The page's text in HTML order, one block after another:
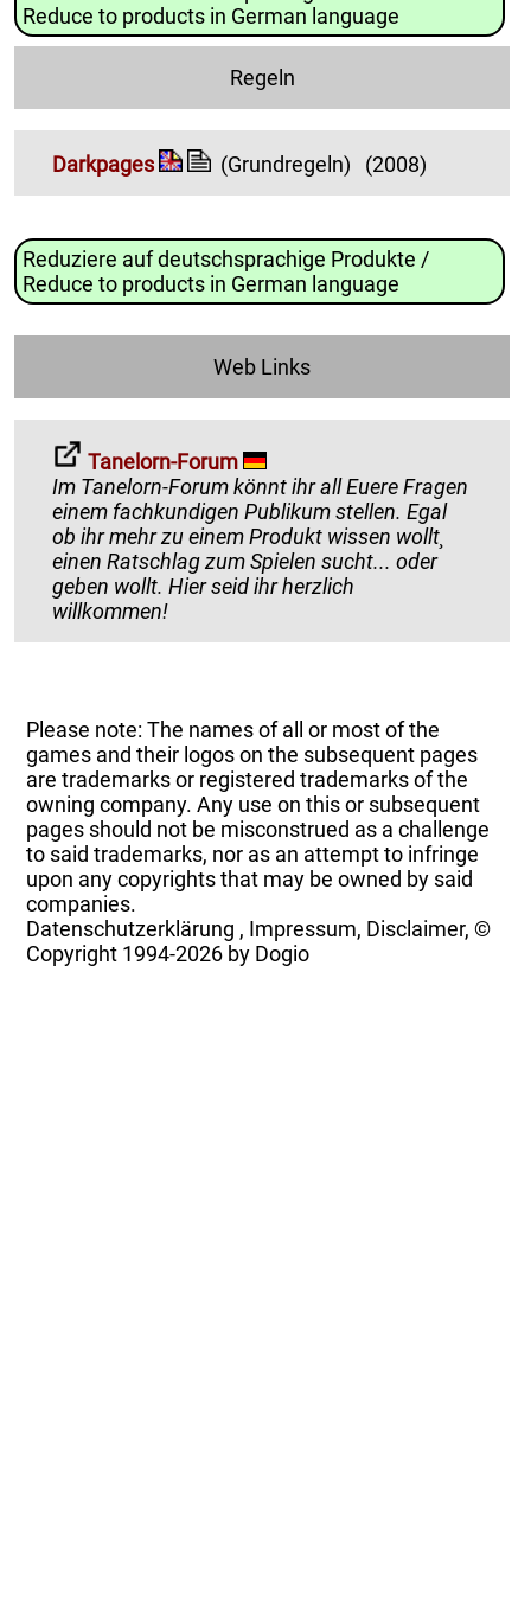
Reduce to products in German language
Regeln
Darkpages (Grundregeln) (2008)
Reduziere auf deutschsprachige Produkte /
Reduce to products in German language
Web Links
Tanelorn-Forum
Im Tanelorn-Forum könnt ihr all Euere Fragen
einem fachkundigen Publikum stellen. Egal
ob ihr mehr zu einem Produkt wissen wollt¸
einen Ratschlag zum Spielen sucht... oder
geben wollt. Hier seid ihr herzlich
willkommen!
Please note: The names of all or most of the
games and their logos on the subsequent pages
are trademarks or registered trademarks of the
owning company. Any use on this or subsequent
pages should not be misconstrued as a challenge
to said trademarks, nor as an attempt to infringe
upon any copyrights that may be owned by said
companies.
Datenschutzerklärung , Impressum, Disclaimer, ©
Copyright 1994-2026 by Dogio